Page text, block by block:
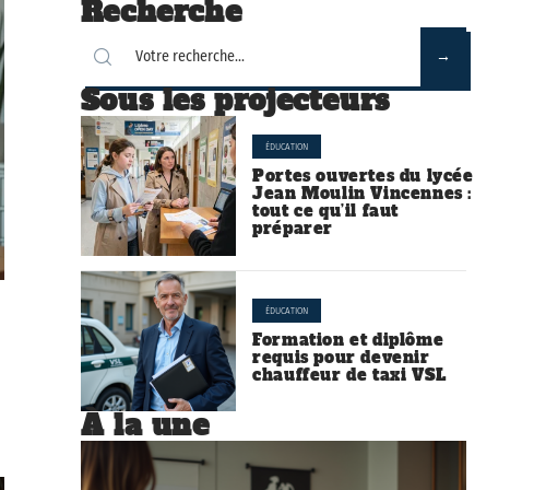
Recherche
Sous les projecteurs
ÉDUCATION
Portes ouvertes du lycée
Jean Moulin Vincennes :
tout ce qu’il faut
préparer
ÉDUCATION
Formation et diplôme
requis pour devenir
chauffeur de taxi VSL
À la une